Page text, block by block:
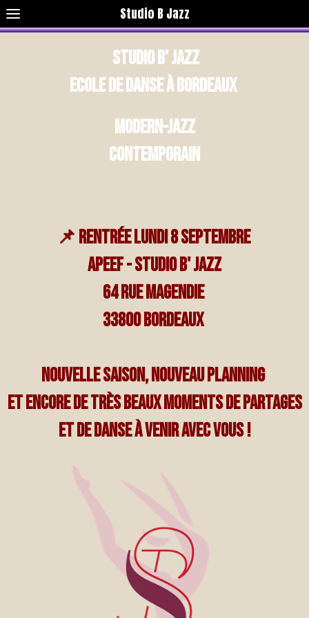
Studio B Jazz
Studio B' Jazz
Ecole de danse à Bordeaux
Modern-Jazz
CONTEMPORAIN
📌 Rentrée lundi 8 septembre
APEEF - STUDIO b' jazz
64 Rue Magendie
33800 BORDEAUX
Nouvelle saison, nouveau planning
Et encore de très beaux moments de partages
et de Danse à venir avec vous !